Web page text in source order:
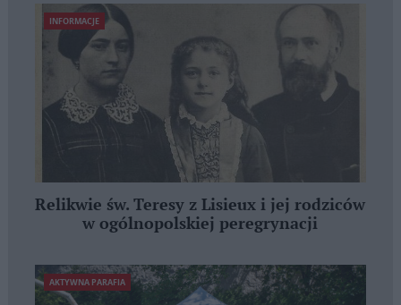
INFORMACJE
Relikwie św. Teresy z Lisieux i jej rodziców
w ogólnopolskiej peregrynacji
AKTYWNA PARAFIA